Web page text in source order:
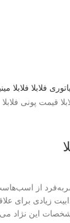
از
زیادی برای
این نژاد